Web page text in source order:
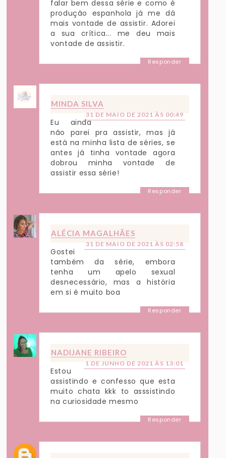
falar bem dessa série e como é
produção espanhola já me dá
mais vontade de assistir. Adorei
a sua crítica... me deu mais
vontade de assistir.
Responder
MINDA SILVA
31 DE MAIO DE 2021 ÀS 00:49
Eu ainda
não parei pra assistir, mas já
está na minha lista de séries, se
antes já tinha vontade agora
dobrou minha vontade de
assistir essa série!
Responder
ALÉCIA MAGALHÃES
31 DE MAIO DE 2021 ÀS 02:58
Gostei
também da série, embora
tenha um apelo sexual
desnecessário, mas a história
em si é muito boa
Responder
NADIJANE RIBEIRO
1 DE JUNHO DE 2021 ÀS 13:01
Estou
assistindo e confesso que esta
muito chata kkk to asssistindo
na curiosidade mesmo
Responder